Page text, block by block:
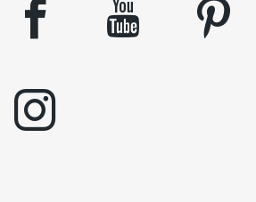
facebook youtube pinterest
instagram